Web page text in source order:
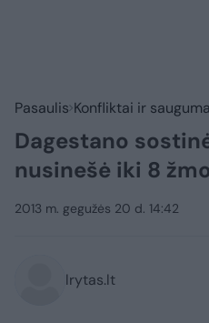
Pasaulis Konfliktai ir
Dagestano
nusinešė iki 8
2013 m. gegužės 20 d. 14:42
lrytas.lt